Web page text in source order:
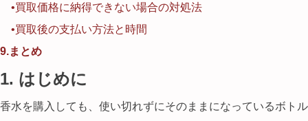
•買取価格に納得できない場合の対処法
•買取後の支払い方法と時間
9.まとめ
1. はじめに
香水を購入しても、使い切れずにそのままになっているボトル